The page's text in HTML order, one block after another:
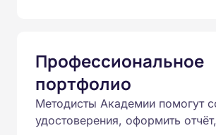
Профессиональное
портфолио
Методисты Академии помогут
удостоверения, оформить